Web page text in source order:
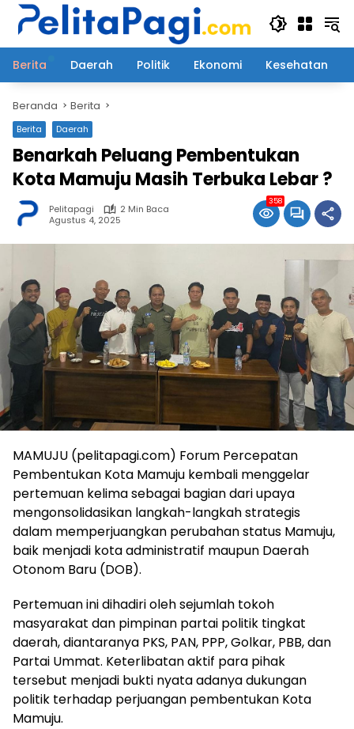
Langsung
Berita
Daerah Politik Ekonomi Kesehatan
Beranda Berita
Berita Daerah
Benarkah Peluang Pembentukan
Kota Mamuju Masih Terbuka Lebar ?
Pelitapagi
2 Min Baca
Agustus 4, 2025
358
MAMUJU (pelitapagi.com) Forum Percepatan
Pembentukan Kota Mamuju kembali menggelar
pertemuan kelima sebagai bagian dari upaya
mengonsolidasikan langkah-langkah strategis
dalam memperjuangkan perubahan status Mamuju,
baik menjadi kota administratif maupun Daerah
Otonom Baru (DOB).
Pertemuan ini dihadiri oleh sejumlah tokoh
masyarakat dan pimpinan partai politik tingkat
daerah, diantaranya PKS, PAN, PPP, Golkar, PBB, dan
Partai Ummat. Keterlibatan aktif para pihak
tersebut menjadi bukti nyata adanya dukungan
politik terhadap perjuangan pembentukan Kota
Mamuju.